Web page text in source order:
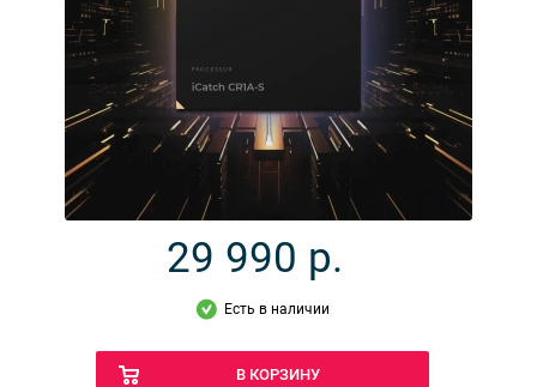
29 990 р.
Есть в наличии
В КОРЗИНУ